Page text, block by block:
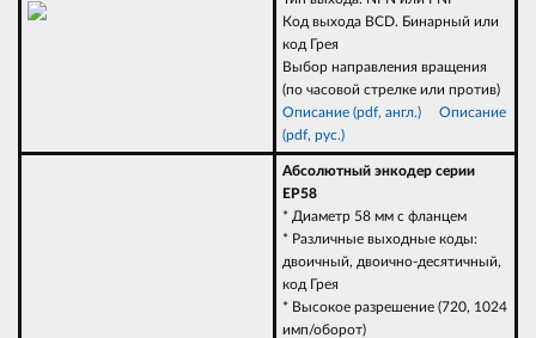
Код выхода BCD. Бинарный или
код Грея
Выбор направления вращения
(по часовой стрелке или против)
Описание (pdf, англ.)
Описание
(pdf, рус.)
Абсолютный энкодер серии
EP58
* Диаметр 58 мм с фланцем
* Различные выходные коды:
двоичный, двоично-десятичный,
код Грея
* Высокое разрешение (720, 1024
имп/оборот)